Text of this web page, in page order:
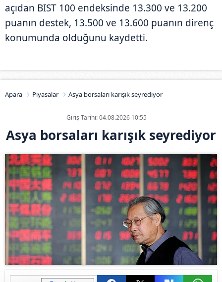
açıdan BIST 100 endeksinde 13.300 ve 13.200
puanın destek, 13.500 ve 13.600 puanın direnç
konumunda olduğunu kaydetti.
Apara Piyasalar Asya borsaları karışık seyrediyor
Giriş Tarihi: 04.08.2026 10:55
Asya borsaları karışık seyrediyor